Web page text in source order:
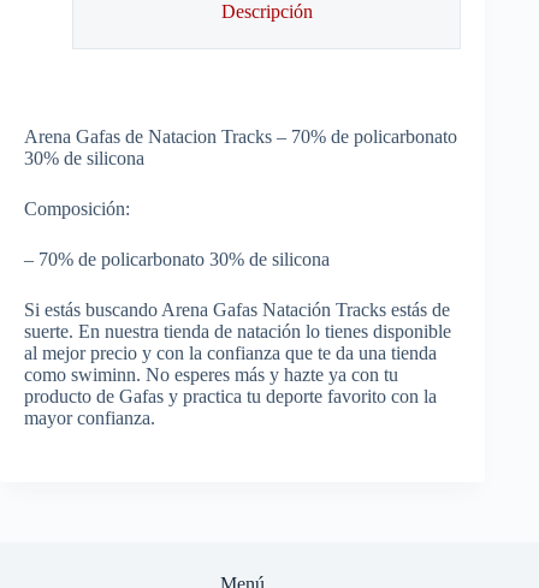
Descripción
Arena Gafas de Natacion Tracks – 70% de policarbonato
30% de silicona
Composición:
– 70% de policarbonato 30% de silicona
Si estás buscando Arena Gafas Natación Tracks estás de
suerte. En nuestra tienda de natación lo tienes disponible
al mejor precio y con la confianza que te da una tienda
como swiminn. No esperes más y hazte ya con tu
producto de Gafas y practica tu deporte favorito con la
mayor confianza.
Menú